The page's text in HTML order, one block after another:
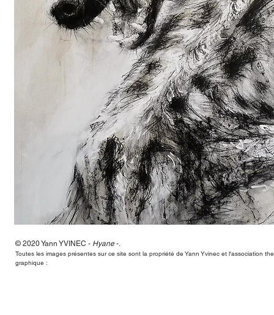
Hyane,Yann Yvinec,plasticien, sculpteur, toulouse, dessins,
© 2020 Yann YVINEC - Hyane -.
Toutes les images présentes sur ce site sont la propriété de Yann Yvinec et l'association
graphique :